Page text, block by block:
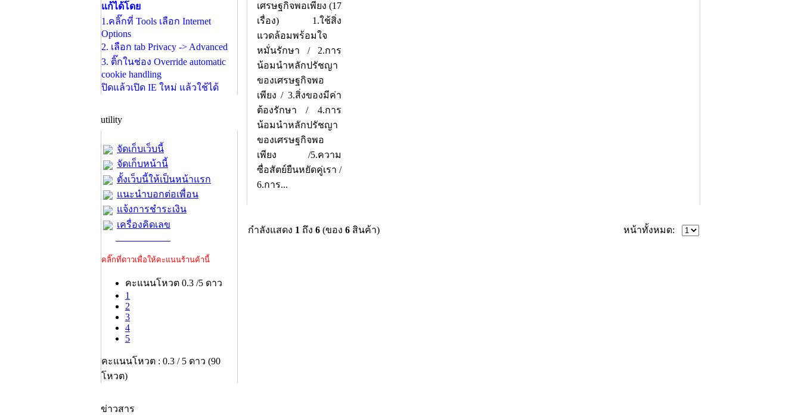
แก้ได้โดย
1.คลิ๊กที่ Tools เลือก Internet
Options
2. เลือก tab Privacy -> Advanced
3. ติ๊กในช่อง Override automatic
cookie handling
ปิดแล้วเปิด IE ใหม่ แล้วใช้ได้
utility
จัดเก็บเว็บนี้
จัดเก็บหน้านี้
ตั้งเว็บนี้ให้เป็นหน้าแรก
แนะนำบอกต่อเพื่อน
แจ้งการชำระเงิน
เครื่องคิดเลข
คลิ๊กที่ดาวเพื่อให้คะแนนร้านค้านี้
คะแนนโหวต 0.3 /5 ดาว
1
2
3
4
5
คะแนนโหวต : 0.3 / 5 ดาว (90
โหวต)
ข่าวสาร
เศรษฐกิจพอเพียง (17
เรื่อง) 1.ใช้สิ่ง
แวดล้อมพร้อมใจ
หมั่นรักษา / 2.การ
น้อมนำหลักปรัชญา
ของเศรษฐกิจพอ
เพียง / 3.สิ่งของมีค่า
ต้องรักษา / 4.การ
น้อมนำหลักปรัชญา
ของเศรษฐกิจพอ
เพียง /5.ความ
ซื่อสัตย์ยืนหยัดคู่เรา /
6.การ...
กำลังแสดง 1 ถึง 6 (ของ 6 สินค้า) หน้าทั้งหมด: